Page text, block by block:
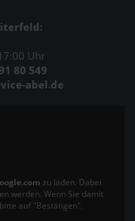
Uhr
80 549
abel.de
zu laden. Dabei
werden. Wenn Sie damit
auf "Bestätigen".